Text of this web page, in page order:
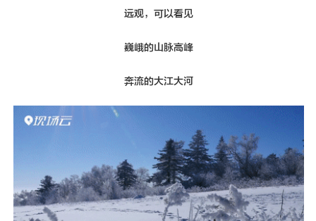
远观，可以看见
巍峨的山脉高峰
奔流的大江大河